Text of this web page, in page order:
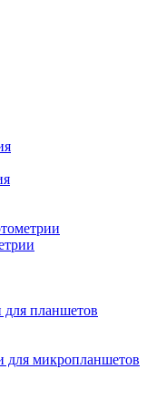
планшетов
для микропланшетов